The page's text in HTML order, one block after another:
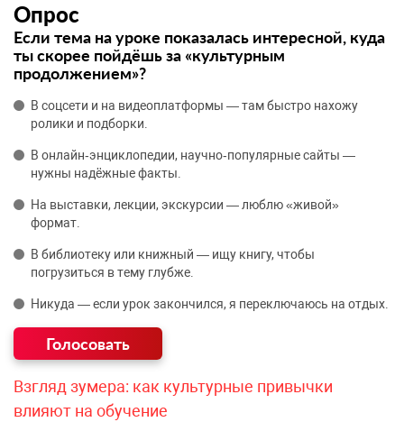
Опрос
Если тема на уроке показалась интересной, куда
ты скорее пойдёшь за «культурным
продолжением»?
В соцсети и на видеоплатформы — там быстро нахожу
ролики и подборки.
В онлайн‑энциклопедии, научно‑популярные сайты —
нужны надёжные факты.
На выставки, лекции, экскурсии — люблю «живой»
формат.
В библиотеку или книжный — ищу книгу, чтобы
погрузиться в тему глубже.
Никуда — если урок закончился, я переключаюсь на отдых.
Взгляд зумера: как культурные привычки
влияют на обучение